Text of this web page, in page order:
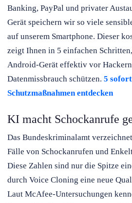
Banking, PayPal und privater
Gerät speichern wir so viele
auf unserem Smartphone. Dieser
zeigt Ihnen in 5 einfachen
Android-Gerät effektiv vor
Datenmissbrauch schützen. 5
Schutzmaßnahmen entdecken
KI macht Schockanrufe
Das Bundeskriminalamt
Fälle von Schockanrufen und
Diese Zahlen sind nur die Spitze
durch Voice Cloning eine neue
Laut McAfee-Untersuchungen